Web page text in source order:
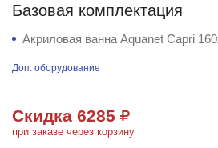
Базовая комплектация
Акриловая ванна Aquanet Capri
Доп. оборудование
Скидка 6285
при заказе через корзину